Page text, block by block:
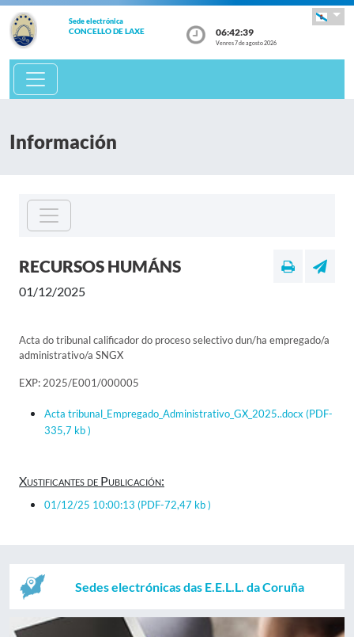
Sede electrónica
CONCELLO DE LAXE 06:42:39
Venres 7 de agosto 2026
Información
RECURSOS HUMÁNS
01/12/2025
Acta do tribunal calificador do proceso selectivo dun/ha empregado/a
administrativo/a SNGX
EXP: 2025/E001/000005
Acta tribunal_Empregado_Administrativo_GX_2025..docx (PDF-
335,7 kb )
Xustificantes de Publicación:
01/12/25 10:00:13 (PDF-72,47 kb )
Sedes electrónicas das E.E.L.L. da Coruña